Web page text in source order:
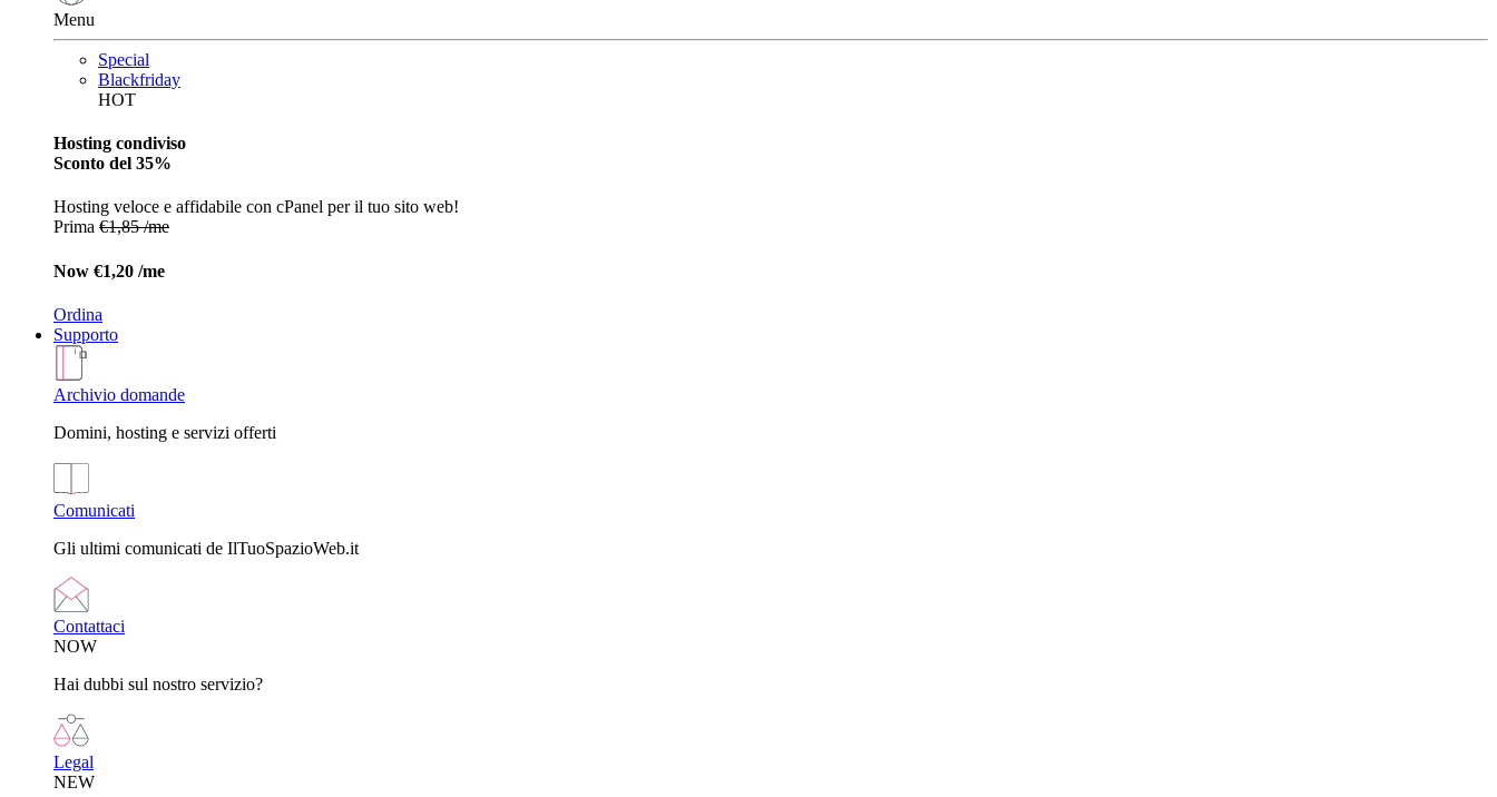
Menu
Special
Blackfriday
HOT
Hosting condiviso
Sconto del 35%
Hosting veloce e affidabile con cPanel per il tuo sito web!
Prima €1,85 /me
Now €1,20 /me
Ordina
Supporto
Archivio domande
Domini, hosting e servizi offerti
Comunicati
Gli ultimi comunicati de IlTuoSpazioWeb.it
Contattaci
NOW
Hai dubbi sul nostro servizio?
Legal
NEW